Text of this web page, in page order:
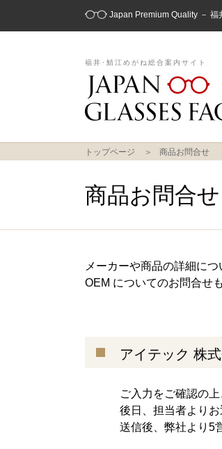
Japan Premium Quality － 福
福井･鯖江めがね総合案内サイト
トップページ 商品お問合せ
商品お問合せ
メーカーや商品の詳細に
OEM についてのお問合せ
アイテック 株
ご入力をご確認の
後日、担当者よりお
送信後、弊社より5